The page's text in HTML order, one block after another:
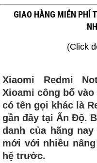
GIAO HÀNG MIỄN PHÍ
(Click
Xiaomi Redmi
Xioami công bố
có tên gọi khác là
gần đây tại Ấn Độ.
danh của hãng
mới với nhiều
hệ trước.